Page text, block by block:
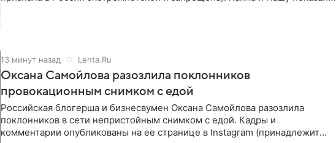
13 минут назад Lenta.Ru
Оксана Самойлова разозлила поклонников
провокационным снимком с едой
Российская блогерша и бизнесвумен Оксана Самойлова разозлила
поклонников в сети непристойным снимком с едой. Кадры и
комментарии опубликованы на ее странице в Instagram (принадлежит